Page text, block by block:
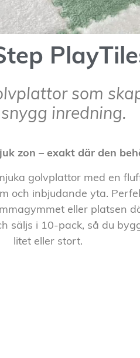
som
inredning.
zon – exakt där den
golvplattor med en
och inbjudande yta.
eller platsen
säljs i 10-pack, så du
litet eller stort.